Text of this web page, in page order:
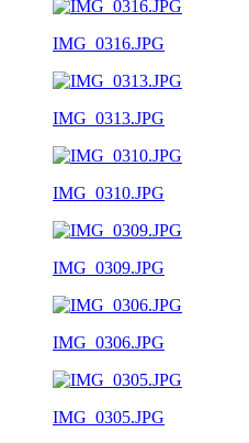
IMG_0316.JPG
IMG_0313.JPG
IMG_0310.JPG
IMG_0309.JPG
IMG_0306.JPG
IMG_0305.JPG